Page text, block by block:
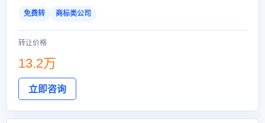
免费转 商标类公司
转让价格
13.2万
立即咨询